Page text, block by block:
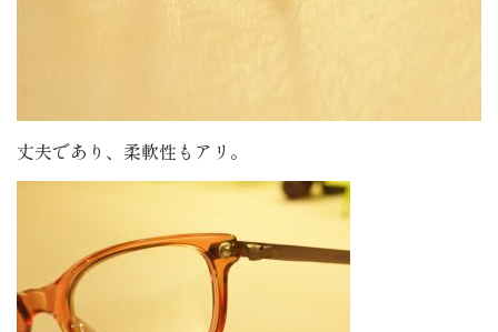
丈夫であり、柔軟性もアリ。